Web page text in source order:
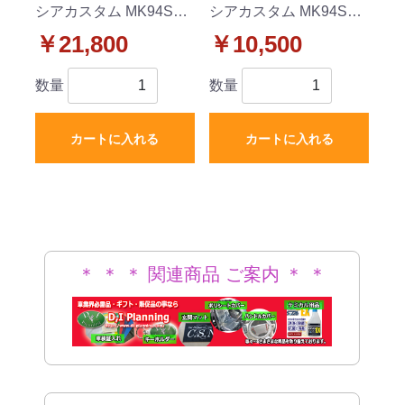
シアカスタム MK94S
MM94S MM54S 防水 ゴ
ムフロアマット & ドア
バイザー セット ラバー
タイプ 社外新品
￥21,800
数量
カートに入れる
シアカスタム MK94S
MM94S MM54S 防水 ロ
ング ゴム ラゲッジマッ
ト ラバートランクマッ
ト
￥10,500
数量
カートに入れる
＊ ＊ ＊ 関連商品 ご案内 ＊ ＊
＊